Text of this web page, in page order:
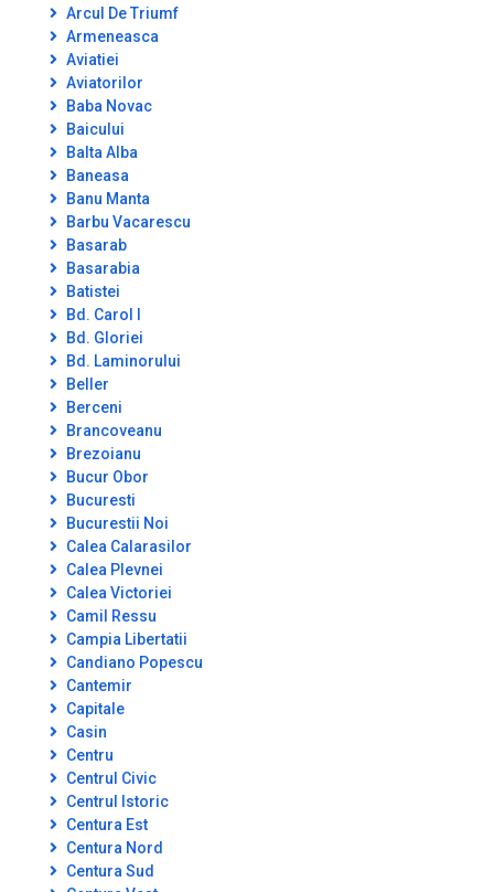
Arcul De Triumf
Armeneasca
Aviatiei
Aviatorilor
Baba Novac
Baicului
Balta Alba
Baneasa
Banu Manta
Barbu Vacarescu
Basarab
Basarabia
Batistei
Bd. Carol I
Bd. Gloriei
Bd. Laminorului
Beller
Berceni
Brancoveanu
Brezoianu
Bucur Obor
Bucuresti
Bucurestii Noi
Calea Calarasilor
Calea Plevnei
Calea Victoriei
Camil Ressu
Campia Libertatii
Candiano Popescu
Cantemir
Capitale
Casin
Centru
Centrul Civic
Centrul Istoric
Centura Est
Centura Nord
Centura Sud